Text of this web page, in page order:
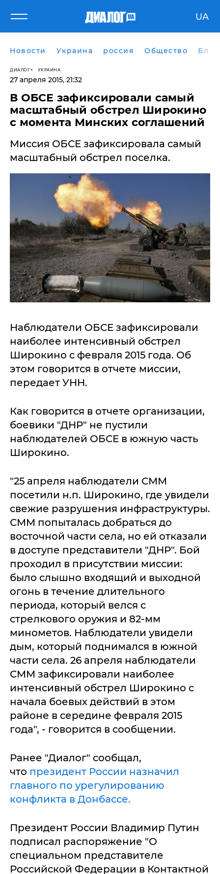
UA
Новости Украина россия Общество
ДИАЛОГ УКРАИНА
27 апреля 2015, 21:32
В ОБСЕ зафиксировали самый
масштабный обстрел Широкино
с момента Минских соглашений
Миссия ОБСЕ зафиксировала самый
масштабный обстрел поселка.
Наблюдатели ОБСЕ зафиксировали
наиболее интенсивный обстрел
Широкино с февраля 2015 года. Об
этом говорится в отчете миссии,
передает УНН.
Как говорится в отчете организации,
боевики "ДНР" не пустили
наблюдателей ОБСЕ в южную часть
Широкино.
"25 апреля наблюдатели СММ
посетили н.п. Широкино, где увидели
свежие разрушения инфраструктуры.
СММ попыталась добраться до
восточной части села, но ей отказали
в доступе представители "ДНР". Бой
проходил в присутствии миссии:
было слышно входящий и выходной
огонь в течение длительного
периода, который велся с
стрелкового оружия и 82-мм
минометов. Наблюдатели увидели
дым, который поднимался в южной
части села. 26 апреля наблюдатели
СММ зафиксировали наиболее
интенсивный обстрел Широкино с
начала боевых действий в этом
районе в середине февраля 2015
года", - говорится в сообщении.
Ранее "Диалог" сообщал,
что президент России назначил
главного по урегулированию
конфликта в Донбассе.
Президент России Владимир Путин
подписал распоряжение "О
специальном представителе
Российской Федерации в Контактной